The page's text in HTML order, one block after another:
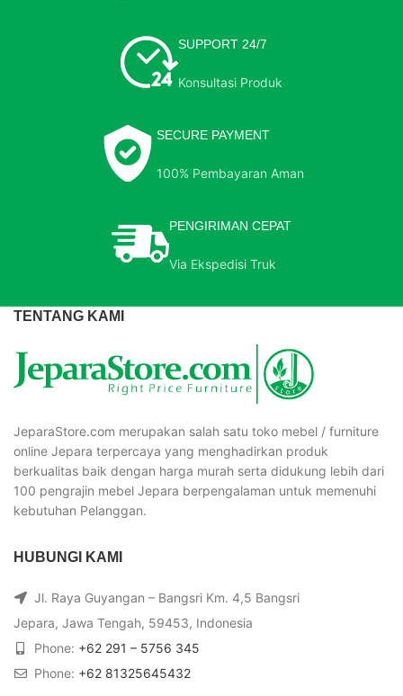
SUPPORT 24/7
Konsultasi Produk
SECURE PAYMENT
100% Pembayaran Aman
PENGIRIMAN CEPAT
Via Ekspedisi Truk
TENTANG KAMI
JeparaStore.com merupakan salah satu toko mebel / furniture
online Jepara terpercaya yang menghadirkan produk
berkualitas baik dengan harga murah serta didukung lebih dari
100 pengrajin mebel Jepara berpengalaman untuk memenuhi
kebutuhan Pelanggan.
HUBUNGI KAMI
Jl. Raya Guyangan – Bangsri Km. 4,5 Bangsri
Jepara, Jawa Tengah, 59453, Indonesia
Phone: +62 291 – 5756 345
Phone: +62 81325645432